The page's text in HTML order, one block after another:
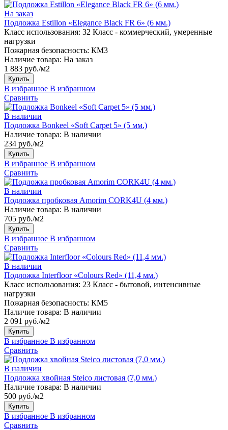
На заказ
Подложка Estillon «Elegance Black FR 6» (6 мм.)
Класс использования: 32 Класс - коммерческий, умеренные
нагрузки
Пожарная безопасность: КМ3
Наличие товара: На заказ
1 883 руб./м2
Купить
В избранное В избранном
Сравнить
В наличии
Подложка Bonkeel «Soft Carpet 5» (5 мм.)
Наличие товара: В наличии
234 руб./м2
Купить
В избранное В избранном
Сравнить
В наличии
Подложка пробковая Amorim CORK4U (4 мм.)
Наличие товара: В наличии
705 руб./м2
Купить
В избранное В избранном
Сравнить
В наличии
Подложка Interfloor «Colours Red» (11,4 мм.)
Класс использования: 23 Класс - бытовой, интенсивные
нагрузки
Пожарная безопасность: КМ5
Наличие товара: В наличии
2 091 руб./м2
Купить
В избранное В избранном
Сравнить
В наличии
Подложка хвойная Steico листовая (7,0 мм.)
Наличие товара: В наличии
500 руб./м2
Купить
В избранное В избранном
Сравнить